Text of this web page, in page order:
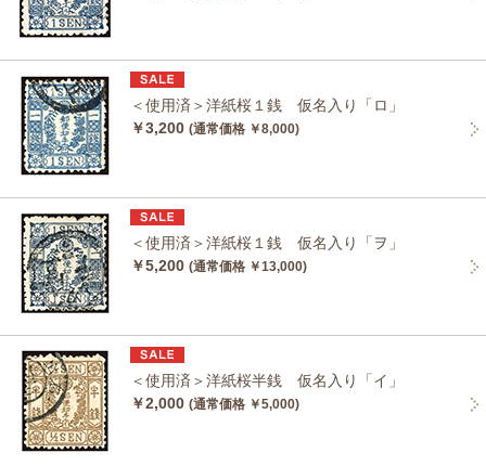
＜使用済＞洋紙桜１銭 仮名入り「ロ」
￥3,200 (通常価格 ￥8,000)
＜使用済＞洋紙桜１銭 仮名入り「ヲ」
￥5,200 (通常価格 ￥13,000)
＜使用済＞洋紙桜半銭 仮名入り「イ」
￥2,000 (通常価格 ￥5,000)